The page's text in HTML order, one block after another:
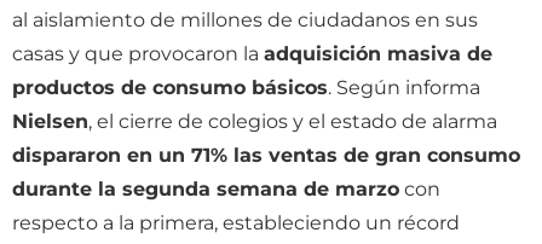
al aislamiento de millones de ciudadanos en sus
casas y que provocaron la adquisición masiva de
productos de consumo básicos. Según informa
Nielsen, el cierre de colegios y el estado de alarma
dispararon en un 71% las ventas de gran consumo
durante la segunda semana de marzo con
respecto a la primera, estableciendo un récord